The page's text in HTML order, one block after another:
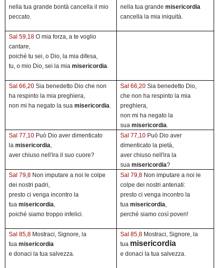
nella tua grande bontà cancella il mio
peccato.
nella tua grande misericordia
cancella la mia iniquità.
Sal 59,18 O mia forza, a te voglio
cantare,
poiché tu sei, o Dio, la mia difesa,
tu, o mio Dio, sei la mia misericordia.
Sal 66,20 Sia benedetto Dio che non
ha respinto la mia preghiera,
non mi ha negato la sua misericordia.
Sal 66,20 Sia benedetto Dio,
che non ha respinto la mia
preghiera,
non mi ha negato la
sua misericordia.
Sal 77,10 Può Dio aver dimenticato
la misericordia,
aver chiuso nell'ira il suo cuore?
Sal 77,10 Può Dio aver
dimenticato la pietà,
aver chiuso nell'ira la
sua misericordia?
Sal 79,8 Non imputare a noi le colpe
dei nostri padri,
presto ci venga incontro la
tua misericordia,
poiché siamo troppo infelici.
Sal 79,8 Non imputare a noi le
colpe dei nostri antenati:
presto ci venga incontro la
tua misericordia,
perché siamo così poveri!
Sal 85,8 Mostraci, Signore, la
tua misericordia
e donaci la tua salvezza.
Sal 85,8 Mostraci, Signore, la
tua misericordia
e donaci la tua salvezza.